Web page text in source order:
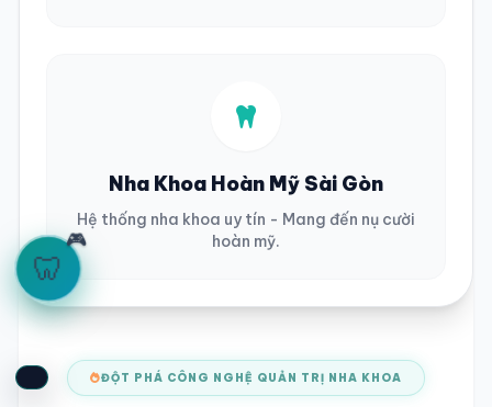
Nha Khoa Hoàn Mỹ Sài Gòn
Hệ thống nha khoa uy tín - Mang đến nụ cười
hoàn mỹ.
ĐỘT PHÁ CÔNG NGHỆ QUẢN TRỊ NHA KHOA
🦷
🎮